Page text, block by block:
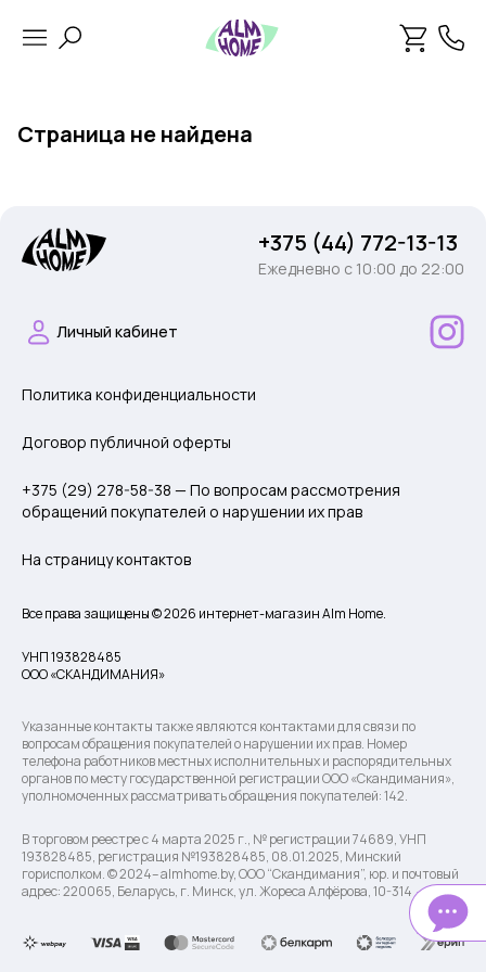
Страница не найдена
+375 (44) 772-13-13
Ежедневно c 10:00 до 22:00
Личный кабинет
Политика конфиденциальности
Договор публичной оферты
+375 (29) 278-58-38 — По вопросам рассмотрения
обращений покупателей о нарушении их прав
На страницу контактов
Все права защищены © 2026 интернет-магазин Alm Home.
УНП 193828485
ООО «СКАНДИМАНИЯ»
Указанные контакты также являются контактами для связи по
вопросам обращения покупателей о нарушении их прав. Номер
телефона работников местных исполнительных и распорядительных
органов по месту государственной регистрации ООО «Скандимания»,
уполномоченных рассматривать обращения покупателей: 142.
В торговом реестре с 4 марта 2025 г., № регистрации 74689, УНП
193828485, регистрация №193828485, 08.01.2025, Минский
горисполком. © 2024– almhome.by, ООО “Скандимания”, юр. и почтовый
адрес: 220065, Беларусь, г. Минск, ул. Жореса Алфёрова, 10-314